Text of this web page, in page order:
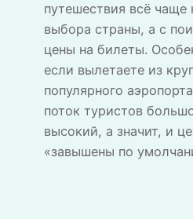
путешествия всё чаще
выбора страны, а с
цены на билеты.
если вылетаете из
популярного
поток туристов
высокий, а значит, и
«завышены по